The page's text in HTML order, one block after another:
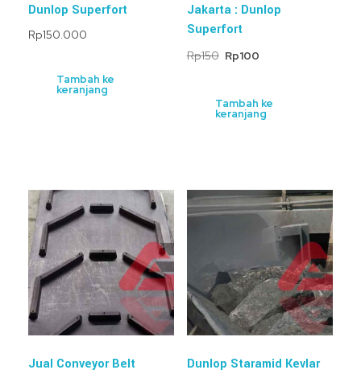
Dunlop Superfort
Rp150.000
Tambah ke
keranjang
Jakarta : Dunlop
Superfort
Rp150 Rp100
Tambah ke
keranjang
Jual Conveyor Belt
Dunlop Staramid Kevlar